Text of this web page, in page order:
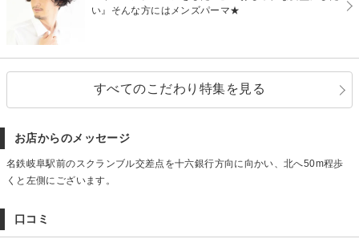
い』そんな方にはメンズパーマ★
すべてのこだわり特集を見る
お店からのメッセージ
名鉄岐阜駅前のスクランブル交差点を十六銀行方向に向かい、北へ50m程歩
くと左側にございます。
口コミ